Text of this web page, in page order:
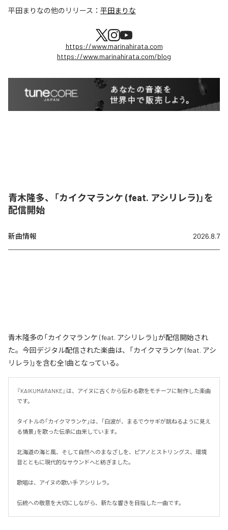
平田まりなの他のリリース： 平田まりな
https://www.marinahirata.com
https://www.marinahirata.com/blog
青木隆多、「カイクマランケ (feat. アシリレラ)」を
配信開始
新曲情報 2026.8.7
青木隆多の「カイクマランケ (feat. アシリレラ)」が配信開始され
た。今回デジタル配信された楽曲は、「カイクマランケ (feat. アシ
リレラ)」を含む全1曲となっている。
『KAIKUMARANKE』は、アイヌに古くから伝わる歌をモチーフに制作した楽曲
です。
タイトルの「カイクマランケ」は、「白波が、まるでウサギが跳ねるように見え
る情景」を歌った伝承に由来しています。
北海道の海と風、そして自然へのまなざしを、ピアノとストリングス、環境
音とともに現代的なサウンドへと紡ぎました。
歌唱は、アイヌの歌い手 アシリレラ。
伝統への敬意を大切にしながら、新たな響きを目指した一曲です。